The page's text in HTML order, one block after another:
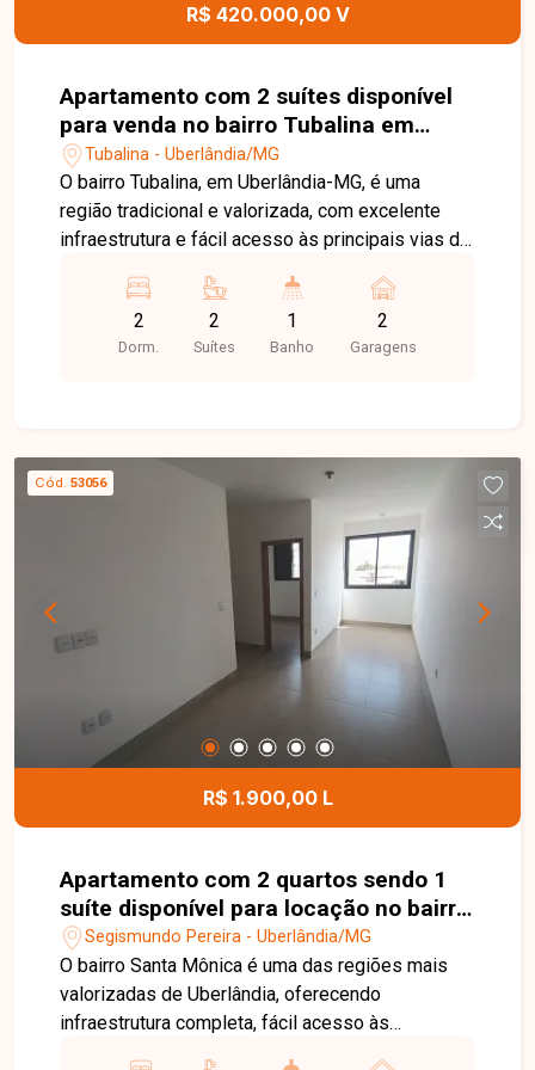
para morar ou investir.
R$ 420.000,00 V
Apartamento com 2 suítes disponível
para venda no bairro Tubalina em
Uberlândia-MG
Tubalina - Uberlândia/MG
O bairro Tubalina, em Uberlândia-MG, é uma
região tradicional e valorizada, com excelente
infraestrutura e fácil acesso às principais vias da
farmácias, restaurantes e diversos comércios,
oferece praticidade, conforto e qualidade de vida
para toda a família. Apartamento com
armários planejados e área de serviço
independente. O imóvel conta ainda com 02
vagas de garagem livres, oferecendo ambientes
modernos, bem distribuídos e prontos para
morar, ideal para quem busca conforto e
informações e agende uma visita para conhecer
este excelente apartamento.
2
Dorm.
2
Suítes
1
Banho
2
Garagens
Cód. 53056
R$ 1.900,00 L
Apartamento com 2 quartos sendo 1
suíte disponível para locação no bairro
Santa Mônica em Uberlândia-MG
Segismundo Pereira - Uberlândia/MG
O bairro Santa Mônica é uma das regiões mais
valorizadas de Uberlândia, oferecendo
infraestrutura completa, fácil acesso às